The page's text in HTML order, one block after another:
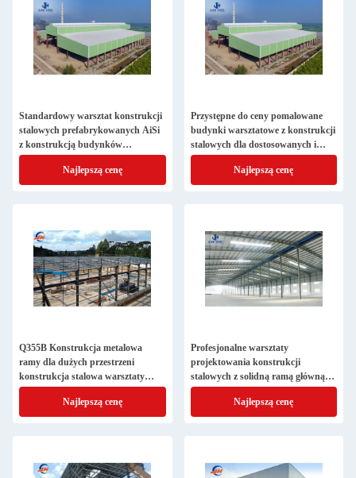
Standardowy warsztat konstrukcji
stalowych prefabrykowanych AiSi
z konstrukcją budynków
metalowych
Najlepszą cenę
Przystępne do ceny pomalowane
budynki warsztatowe z konstrukcji
stalowych dla dostosowanych i
trwałych potrzeb
Najlepszą cenę
Q355B Konstrukcja metalowa
ramy dla dużych przestrzeni
konstrukcja stalowa warsztaty
potrzeby przetwarzania
Najlepszą cenę
Profesjonalne warsztaty
projektowania konstrukcji
stalowych z solidną ramą główną
stalową w kształcie H
Najlepszą cenę